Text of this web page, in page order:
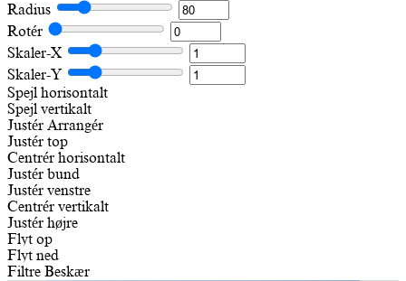
Radius
Rotér
Skaler-X
Skaler-Y
Spejl horisontalt
Spejl vertikalt
Justér Arrangér
Justér top
Centrér horisontalt
Justér bund
Justér venstre
Centrér vertikalt
Justér højre
Flyt op
Flyt ned
Filtre Beskær